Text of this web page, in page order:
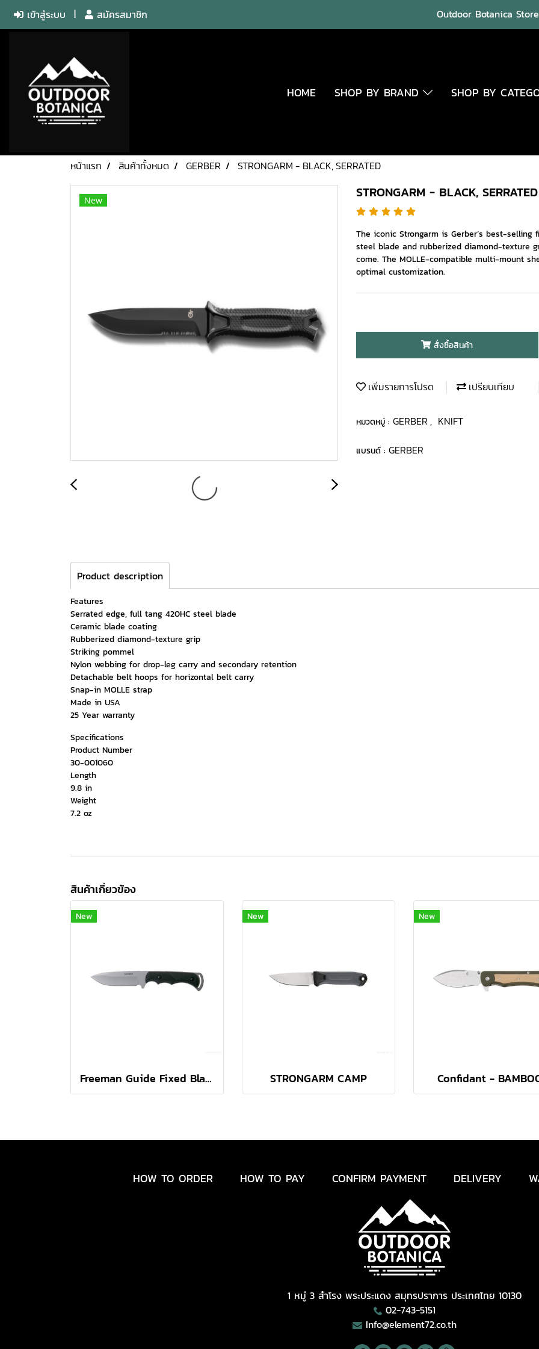
เข้าสู่ระบบ สมัครสมาชิก Outdoor Botanica
HOME SHOP BY BRAND SHOP BY
หน้าแรก สินค้าทั้งหมด GERBER STRONGARM - BLACK, SERRATED
New STRONGARM - BLACK, SERRATED
The iconic Strongarm is Gerber’s best-
steel blade and rubberized diamond-texture
come. The MOLLE-compatible multi-mount
optimal customization.
สั่งซื้อสินค้า
เพิ่มรายการโปรด เปรียบเทียบ
หมวดหมู่ : GERBER , KNIFT
แบรนด์ : GERBER
Product description
Features
Serrated edge, full tang 420HC steel blade
Ceramic blade coating
Rubberized diamond-texture grip
Striking pommel
Nylon webbing for drop-leg carry and secondary retention
Detachable belt hoops for horizontal belt carry
Snap-in MOLLE strap
Made in USA
25 Year warranty
Specifications
Product Number
30-001060
Length
9.8 in
Weight
7.2 oz
สินค้าเกี่ยวข้อง
New
Freeman Guide Fixed Black
New
STRONGARM CAMP
New
Confidant -
HOW TO ORDER HOW TO PAY CONFIRM PAYMENT DELIVERY
1 หมู่ 3 สำโรง พระประแดง สมุทรปราการ ประเทศไทย 10130
02-743-5151
Info@element72.co.th